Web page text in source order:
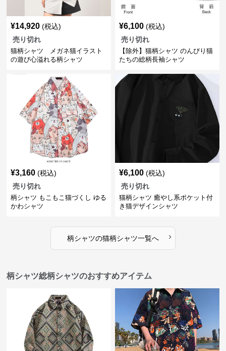
¥14,920 (税込)
売り切れ
猫柄シャツ メガネ猫イラスト
の遊び心溢れる柄シャツ
¥6,100 (税込)
売り切れ
【除外】猫柄シャツ のんびり猫
たちの総柄長袖シャツ
¥3,160 (税込)
売り切れ
柄シャツ もこもこ猫づくし ゆる
かわシャツ
¥6,100 (税込)
売り切れ
猫柄シャツ 癒やし系ポケット付
き猫デザインシャツ
柄シャツの猫柄シャツ一覧へ ›
柄シャツ総柄シャツのおすすめアイテム